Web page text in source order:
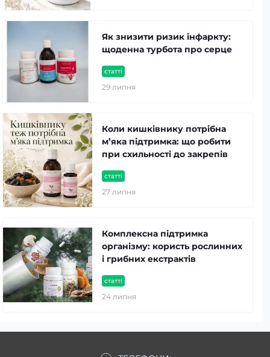
статті
29 липня
Як знизити ризик інфаркту:
щоденна турбота про серце
статті
27 липня
Коли кишківнику потрібна
м’яка підтримка: що робити
при схильності до закрепів
статті
24 липня
Комплексна підтримка
організму: користь рослинних
і грибних екстрактів